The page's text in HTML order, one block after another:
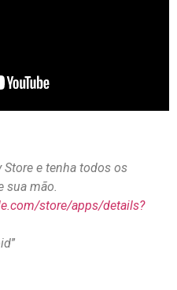
e tenha todos os
sua mão.
store/apps/details?
”